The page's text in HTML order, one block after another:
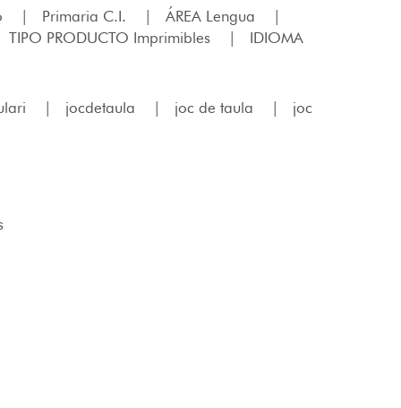
Primaria C.I. ÁREA Lengua
TIPO PRODUCTO Imprimibles
IDIOMA
jocdetaula joc de taula
joc